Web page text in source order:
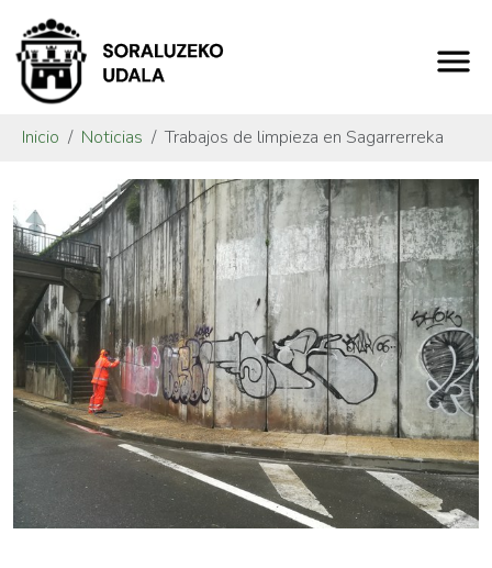
Inicio Noticias Trabajos de limpieza en Sagarrerreka